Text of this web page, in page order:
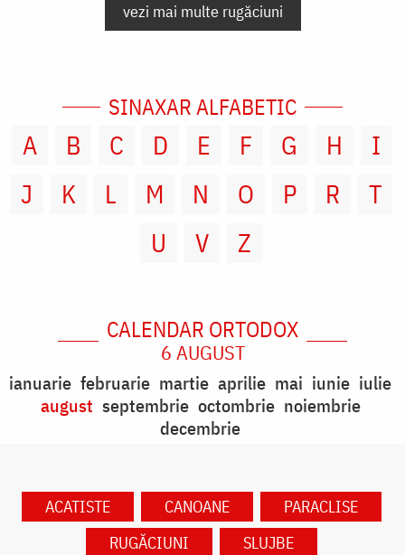
vezi mai multe rugăciuni
SINAXAR ALFABETIC
A B C D E F G H
I
J
K L M N O P R
T
U
V Z
CALENDAR ORTODOX
6 AUGUST
ianuarie februarie martie aprilie mai iunie iulie
august septembrie octombrie noiembrie
decembrie
ACATISTE CANOANE
PARACLISE
RUGĂCIUNI
SLUJBE